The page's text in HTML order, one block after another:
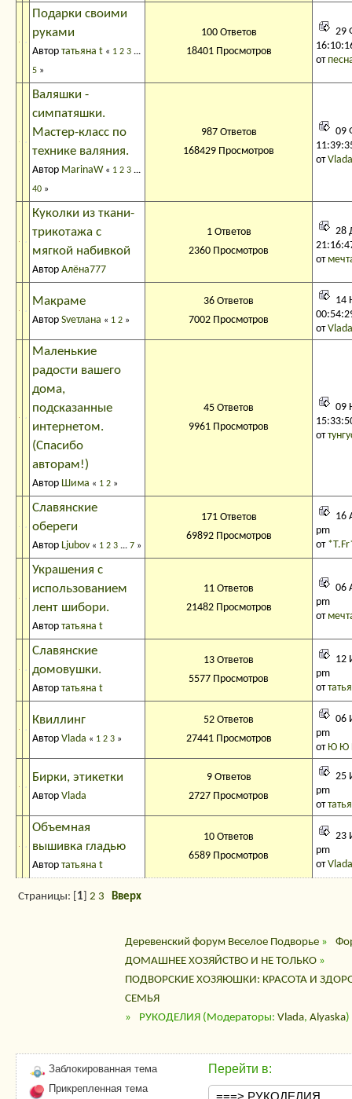
Подарки своими
руками
Автор татьяна t « 1 2 3 ...
5 »
100 Ответов
18401 Просмотров
29
от
Валяшки -
симпатяшки.
Мастер-класс по
технике валяния.
Автор MarinaW « 1 2 3 ...
40 »
987 Ответов
168429 Просмотров
09
отVlada
Куколки из ткани-
трикотажа с
мягкой набивкой
Автор Алёна777
1 Ответов
2360 Просмотров
28
от
Макраме
Автор Svетлана « 1 2 »
36 Ответов
7002 Просмотров
14
отVlada
Маленькие
радости вашего
дома,
подсказанные
интернетом.
(Спасибо
авторам!)
Автор Шима « 1 2 »
45 Ответов
9961 Просмотров
09
от
Славянские
обереги
Автор Ljubov « 1 2 3 ... 7 »
171 Ответов
69892 Просмотров
16
pm
от
Украшения с
использованием
лент шибори.
Автор татьяна t
11 Ответов
21482 Просмотров
06
pm
от
Славянские
домовушки.
Автор татьяна t
13 Ответов
5577 Просмотров
12
pm
от
Квиллинг
Автор Vlada « 1 2 3 »
52 Ответов
27441 Просмотров
06
pm
от Ю Ю
Бирки, этикетки
Автор Vlada
9 Ответов
2727 Просмотров
25
pm
от
Объемная
вышивка гладью
Автор татьяна t
10 Ответов
6589 Просмотров
23
pm
отVlada
Страницы: [ 1 ]2 3 Вверх
Деревенский форум Веселое Подворье»
ДОМАШНЕЕ ХОЗЯЙСТВО И НЕ ТОЛЬКО»
ПОДВОРСКИЕ ХОЗЯЮШКИ: КРАСОТА И
СЕМЬЯ
»
РУКОДЕЛИЯ (Модераторы: Vlada, Alyaska)
Перейти в:
Заблокированная тема
Прикрепленная тема